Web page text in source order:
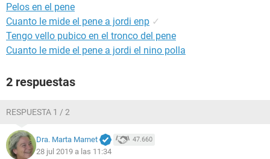
Pelos en el pene
Cuanto le mide el pene a jordi enp ✓
Tengo vello pubico en el tronco del pene
Cuanto le mide el pene a jordi el nino polla
2 respuestas
RESPUESTA 1 / 2
Dra. Marta Marnet 47.660
28 jul 2019 a las 11:34